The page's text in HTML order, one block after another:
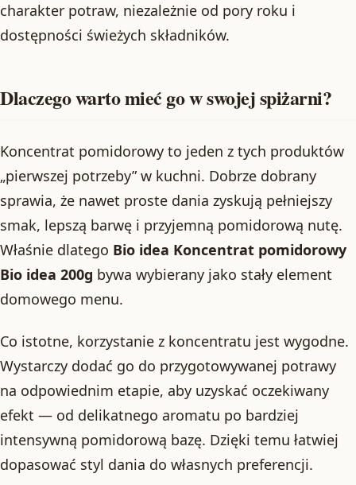
charakter potraw, niezależnie od pory roku i
dostępności świeżych składników.
Dlaczego warto mieć go w swojej spiżarni?
Koncentrat pomidorowy to jeden z tych produktów
„pierwszej potrzeby” w kuchni. Dobrze dobrany
sprawia, że nawet proste dania zyskują pełniejszy
smak, lepszą barwę i przyjemną pomidorową nutę.
Właśnie dlatego Bio idea Koncentrat pomidorowy
Bio idea 200g bywa wybierany jako stały element
domowego menu.
Co istotne, korzystanie z koncentratu jest wygodne.
Wystarczy dodać go do przygotowywanej potrawy
na odpowiednim etapie, aby uzyskać oczekiwany
efekt — od delikatnego aromatu po bardziej
intensywną pomidorową bazę. Dzięki temu łatwiej
dopasować styl dania do własnych preferencji.